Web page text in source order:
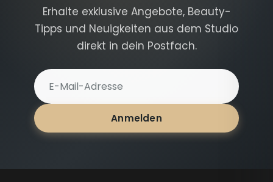
Erhalte exklusive Angebote, Beauty-
Tipps und Neuigkeiten aus dem Studio
direkt in dein Postfach.
E-Mail-Adresse für Newsletter
Anmelden